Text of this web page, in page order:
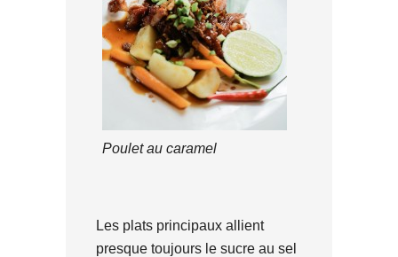
Poulet au caramel
Les plats principaux allient
presque toujours le sucre au sel